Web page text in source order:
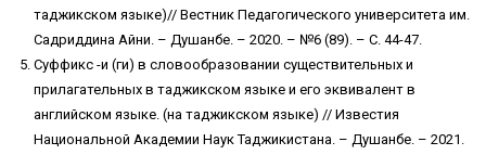
таджикском языке)// Вестник Педагогического университета им.
Садриддина Айни. – Душанбе. – 2020. – №6 (89). – С. 44-47.
Суффикс -и (ги) в словообразовании существительных и
прилагательных в таджикском языке и его эквивалент в
английском языке. (на таджикском языке) // Известия
Национальной Академии Наук Таджикистана. – Душанбе. – 2021.